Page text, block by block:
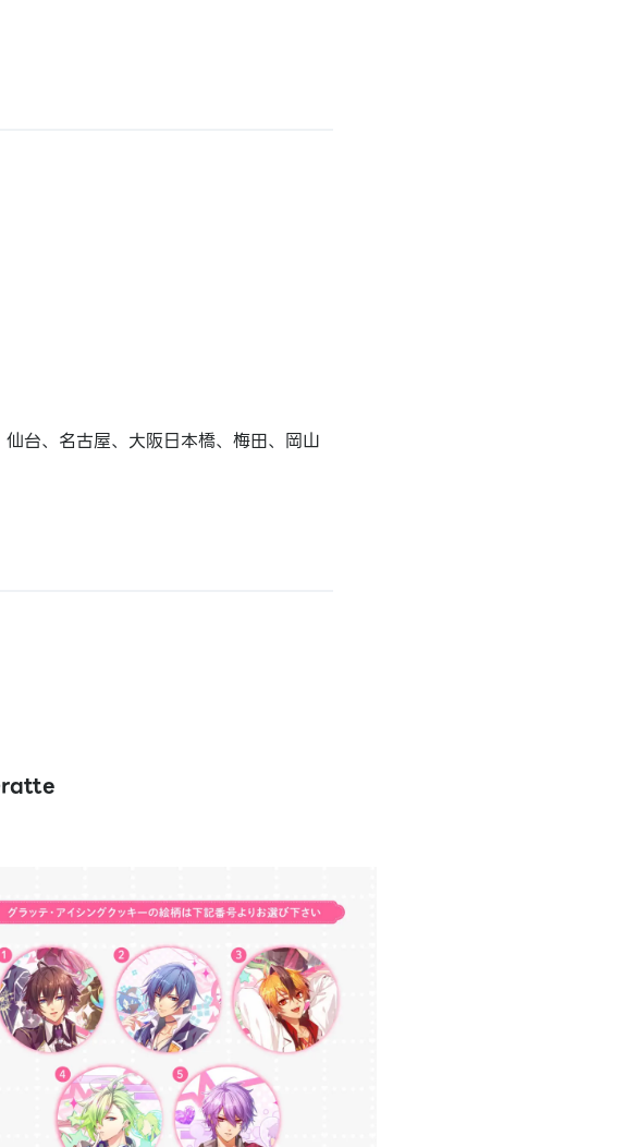
台、名古屋、大阪日本橋、梅田、岡山